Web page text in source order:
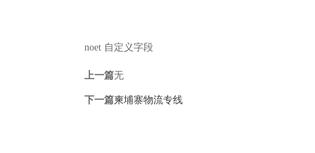
noet 自定义字段
上一篇无
下一篇柬埔寨物流专线